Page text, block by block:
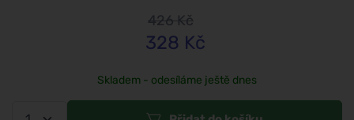
426Kč
328 Kč
Skladem - odesíláme ještě dnes